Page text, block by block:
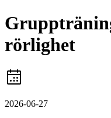
rörlighet
2026-06-27